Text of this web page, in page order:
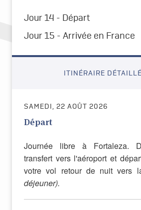
Jour 14 - Départ
Jour 15 - Arrivée en France
ITINÉRAIRE DÉTAILLÉ
SAMEDI, 22 AOÛT 2026
Départ
Journée libre à Fortaleza.
transfert vers l'aéroport et
votre vol retour de nuit vers
déjeuner).